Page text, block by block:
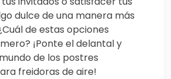
dulce de una manera más
de estas opciones
¡Ponte el delantal y
de los postres
freidoras de aire!